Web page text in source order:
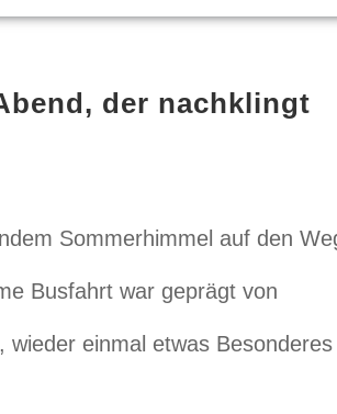
der nachklingt
Sommerhimmel auf den
Busfahrt war geprägt von
einmal etwas Besonderes